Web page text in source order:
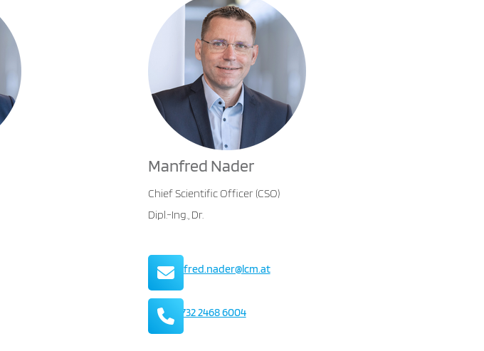
Manfred Nader
Chief Scientific Officer (CSO)
Dipl.-Ing., Dr.
Mail
Telefon
manfred.nader@lcm.at
+43 732 2468 6004